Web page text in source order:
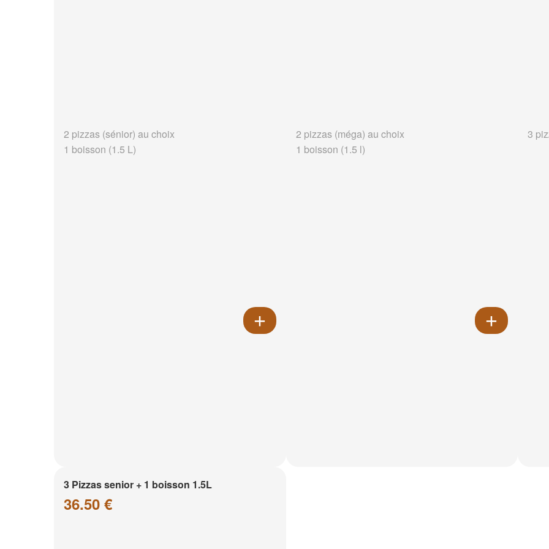
2 pizzas (sénior) au choix
1 boisson (1.5 L)
2 pizzas (méga) au choix
1 boisson (1.5 l)
3
3 Pizzas senior + 1 boisson 1.5L
36.50 €